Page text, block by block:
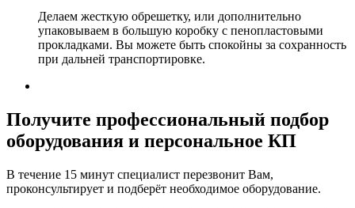
Делаем жесткую обрешетку, или дополнительно
упаковываем в большую коробку с пенопластовыми
прокладками. Вы можете быть спокойны за сохранность
при дальней транспортировке.
Получите профессиональный подбор
оборудования и персональное КП
В течение 15 минут специалист перезвонит Вам,
проконсультирует и подберёт необходимое оборудование.